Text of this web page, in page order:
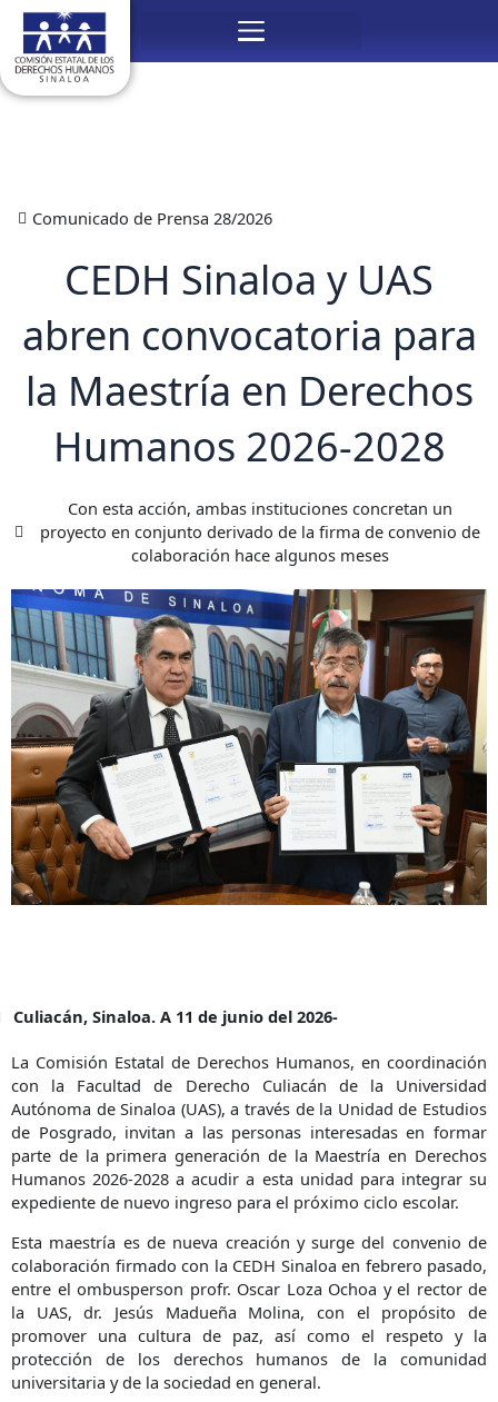
Menú
contenido
Comunicado de Prensa 28/2026
CEDH Sinaloa y UAS
abren convocatoria para
la Maestría en Derechos
Humanos 2026-2028
Con esta acción, ambas instituciones concretan un
proyecto en conjunto derivado de la firma de convenio de
colaboración hace algunos meses
Culiacán, Sinaloa. A 11 de junio del 2026-
La Comisión Estatal de Derechos Humanos, en coordinación
con la Facultad de Derecho Culiacán de la Universidad
Autónoma de Sinaloa (UAS), a través de la Unidad de Estudios
de Posgrado, invitan a las personas interesadas en formar
parte de la primera generación de la Maestría en Derechos
Humanos 2026-2028 a acudir a esta unidad para integrar su
expediente de nuevo ingreso para el próximo ciclo escolar.
Esta maestría es de nueva creación y surge del convenio de
colaboración firmado con la CEDH Sinaloa en febrero pasado,
entre el ombusperson profr. Oscar Loza Ochoa y el rector de
la UAS, dr. Jesús Madueña Molina, con el propósito de
promover una cultura de paz, así como el respeto y la
protección de los derechos humanos de la comunidad
universitaria y de la sociedad en general.